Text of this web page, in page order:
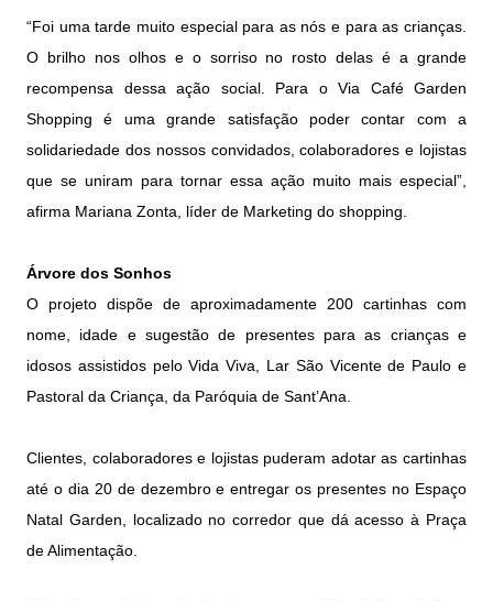
“Foi uma tarde muito especial para as nós e para as crianças.
O brilho nos olhos e o sorriso no rosto delas é a grande
recompensa dessa ação social. Para o Via Café Garden
Shopping é uma grande satisfação poder contar com a
solidariedade dos nossos convidados, colaboradores e lojistas
que se uniram para tornar essa ação muito mais especial”,
afirma Mariana Zonta, líder de Marketing do shopping.
Árvore dos Sonhos
O projeto dispõe de aproximadamente 200 cartinhas com
nome, idade e sugestão de presentes para as crianças e
idosos assistidos pelo Vida Viva, Lar São Vicente de Paulo e
Pastoral da Criança, da Paróquia de Sant’Ana.
Clientes, colaboradores e lojistas puderam adotar as cartinhas
até o dia 20 de dezembro e entregar os presentes no Espaço
Natal Garden, localizado no corredor que dá acesso à Praça
de Alimentação.